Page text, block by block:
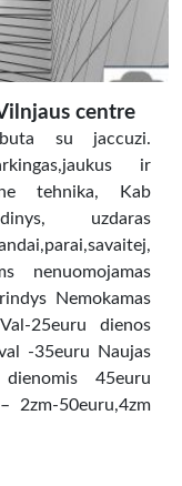
centre
su jaccuzi.
ir
tehnika, Kab
uzdaras
nenuomojamas
Nemokamas
25euru dienos
-35euru Naujas
45euru
2zm-50euru,4zm